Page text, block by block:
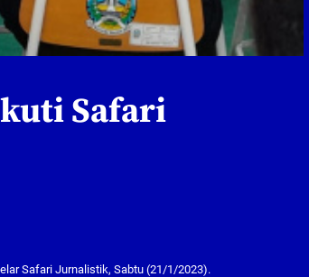
Safari
Safari Jurnalistik, Sabtu (21/1/2023).